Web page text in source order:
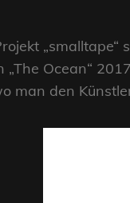
„smalltape“
„The Ocean“
man den